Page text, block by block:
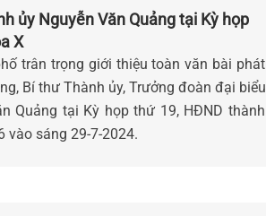
ủy Nguyễn Văn Quảng tại Kỳ họp
X
trân trọng giới thiệu toàn văn bài phát
Bí thư Thành ủy, Trưởng đoàn đại biểu
Quảng tại Kỳ họp thứ 19, HĐND thành
vào sáng 29-7-2024.